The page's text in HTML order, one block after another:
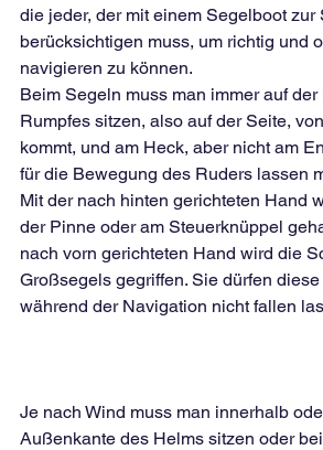
die jeder, der mit einem Segelboot zur
berücksichtigen muss, um richtig und
navigieren zu können.
Beim Segeln muss man immer auf
Rumpfes sitzen, also auf der Seite,
kommt, und am Heck, aber nicht am
für die Bewegung des Ruders lassen
Mit der nach hinten gerichteten Hand
der Pinne oder am Steuerknüppel
nach vorn gerichteten Hand wird die
Großsegels gegriffen. Sie dürfen
während der Navigation nicht fallen
Je nach Wind muss man innerhalb
Außenkante des Helms sitzen oder